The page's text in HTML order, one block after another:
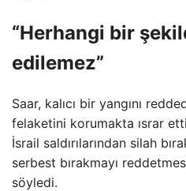
“Herhangi bir
edilemez”
Saar, kalıcı bir yangını
felaketini korumakta ısrar
İsrail saldırılarından silah
serbest bırakmayı
söyledi.